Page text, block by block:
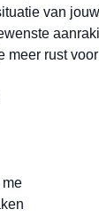
van
meer rust
me